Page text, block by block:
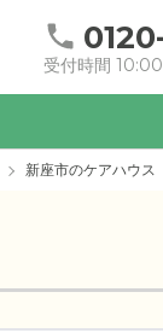
受付時間
新座市のケアハウス